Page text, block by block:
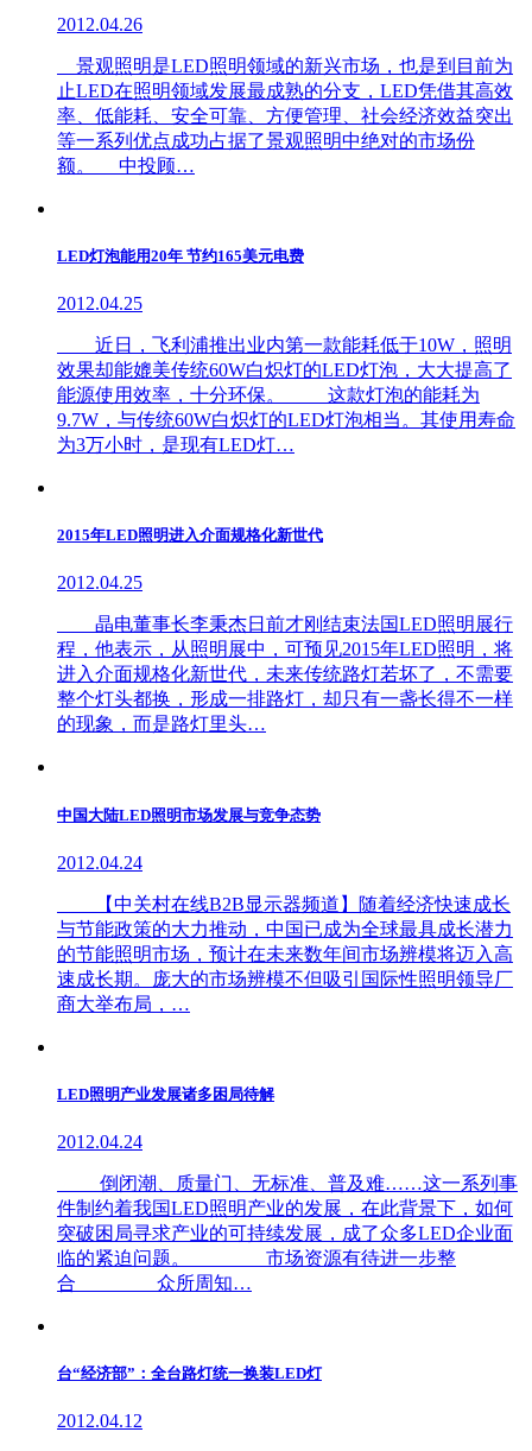
2012.04.26
景观照明是LED照明领域的新兴市场，也是到目前为
止LED在照明领域发展最成熟的分支，LED凭借其高效
率、低能耗、安全可靠、方便管理、社会经济效益突出
等一系列优点成功占据了景观照明中绝对的市场份
额。 中投顾…
LED灯泡能用20年 节约165美元电费
2012.04.25
近日，飞利浦推出业内第一款能耗低于10W，照明
效果却能媲美传统60W白炽灯的LED灯泡，大大提高了
能源使用效率，十分环保。 这款灯泡的能耗为
9.7W，与传统60W白炽灯的LED灯泡相当。其使用寿命
为3万小时，是现有LED灯…
2015年LED照明进入介面规格化新世代
2012.04.25
晶电董事长李秉杰日前才刚结束法国LED照明展行
程，他表示，从照明展中，可预见2015年LED照明，将
进入介面规格化新世代，未来传统路灯若坏了，不需要
整个灯头都换，形成一排路灯，却只有一盏长得不一样
的现象，而是路灯里头…
中国大陆LED照明市场发展与竞争态势
2012.04.24
【中关村在线B2B显示器频道】随着经济快速成长
与节能政策的大力推动，中国已成为全球最具成长潜力
的节能照明市场，预计在未来数年间市场辨模将迈入高
速成长期。庞大的市场辨模不但吸引国际性照明领导厂
商大举布局，…
LED照明产业发展诸多困局待解
2012.04.24
倒闭潮、质量门、无标准、普及难……这一系列事
件制约着我国LED照明产业的发展，在此背景下，如何
突破困局寻求产业的可持续发展，成了众多LED企业面
临的紧迫问题。 市场资源有待进一步整
合 众所周知…
台“经济部”：全台路灯统一换装LED灯
2012.04.12